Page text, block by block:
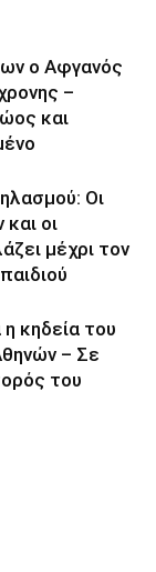
ο Αφγανός
–
και
Οι
οι
μέχρι τον
κηδεία του
– Σε
του